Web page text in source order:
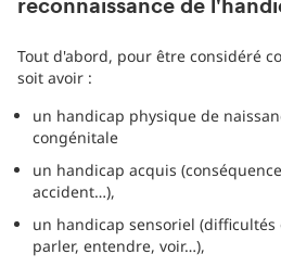
reconnaissance de
Tout d'abord, pour être considéré
soit avoir :
un handicap physique de
congénitale
un handicap acquis
accident…),
un handicap sensoriel
parler, entendre, voir…),